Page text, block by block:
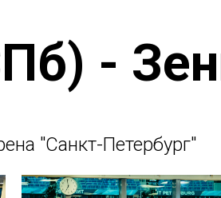
-
"Санкт-Петербург"